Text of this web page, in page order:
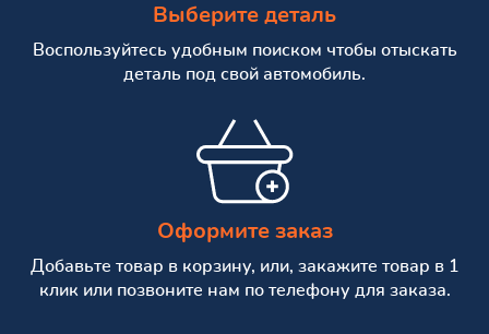
Выберите деталь
Воспользуйтесь удобным поиском чтобы отыскать
деталь под свой автомобиль.
Оформите заказ
Добавьте товар в корзину, или, закажите товар в 1
клик или позвоните нам по телефону для заказа.